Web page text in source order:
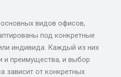
видов офисов,
под конкретные
индивида. Каждый из них
и преимущества, и выбор
зависит от конкретных